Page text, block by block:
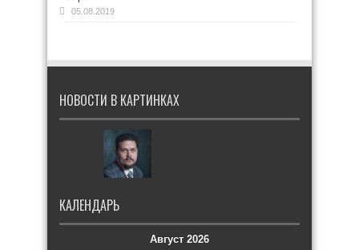
05.08.2019
НОВОСТИ В КАРТИНКАХ
КАЛЕНДАРЬ
Август 2026